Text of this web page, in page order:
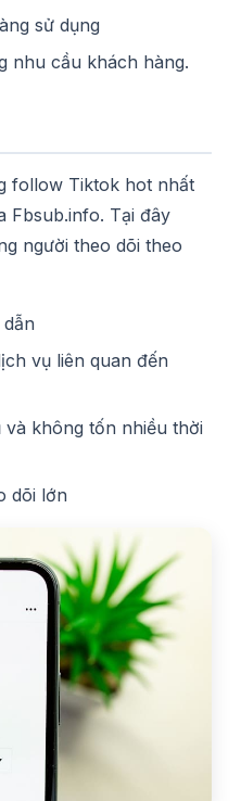
sử dụng
nhu cầu khách hàng.
follow Tiktok hot nhất
Fbsub.info. Tại đây
người theo dõi theo
vụ liên quan đến
và không tốn nhiều thời
dõi lớn